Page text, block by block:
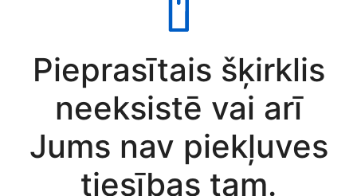
Pieprasītais šķirklis
neeksistē vai arī
Jums nav piekļuves
tiesības tam.